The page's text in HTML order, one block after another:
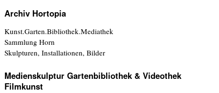
Archiv Hortopia
Kunst.Garten.Bibliothek.Mediathek
Sammlung Horn
Skulpturen, Installationen, Bilder
Medienskulptur Gartenbibliothek & Videothek
Filmkunst